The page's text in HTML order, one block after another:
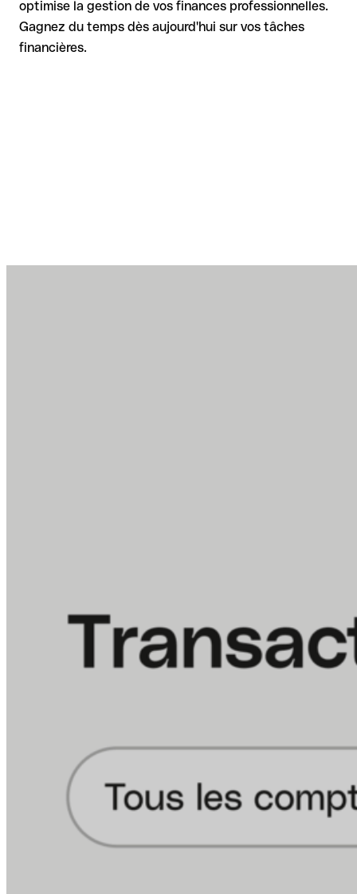
optimise la gestion de vos finances professionnelles.
Gagnez du temps dès aujourd'hui sur vos tâches
financières.